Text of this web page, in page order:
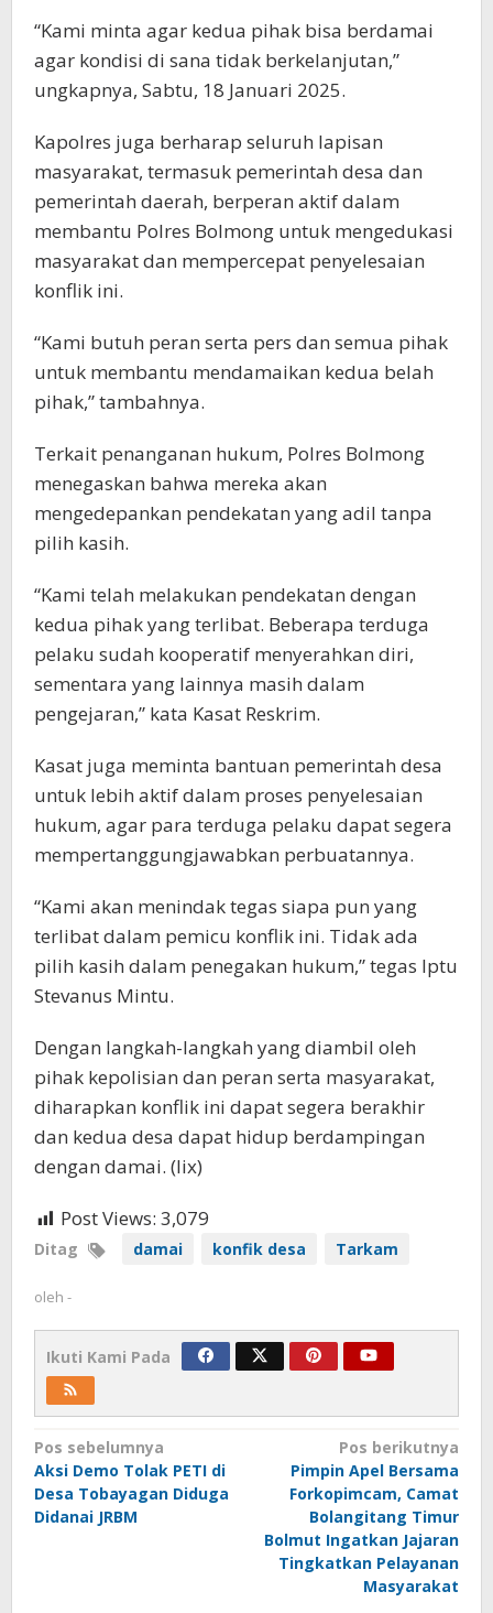
“Kami minta agar kedua pihak bisa berdamai
agar kondisi di sana tidak berkelanjutan,”
ungkapnya, Sabtu, 18 Januari 2025.
Kapolres juga berharap seluruh lapisan
masyarakat, termasuk pemerintah desa dan
pemerintah daerah, berperan aktif dalam
membantu Polres Bolmong untuk mengedukasi
masyarakat dan mempercepat penyelesaian
konflik ini.
“Kami butuh peran serta pers dan semua pihak
untuk membantu mendamaikan kedua belah
pihak,” tambahnya.
Terkait penanganan hukum, Polres Bolmong
menegaskan bahwa mereka akan
mengedepankan pendekatan yang adil tanpa
pilih kasih.
“Kami telah melakukan pendekatan dengan
kedua pihak yang terlibat. Beberapa terduga
pelaku sudah kooperatif menyerahkan diri,
sementara yang lainnya masih dalam
pengejaran,” kata Kasat Reskrim.
Kasat juga meminta bantuan pemerintah desa
untuk lebih aktif dalam proses penyelesaian
hukum, agar para terduga pelaku dapat segera
mempertanggungjawabkan perbuatannya.
“Kami akan menindak tegas siapa pun yang
terlibat dalam pemicu konflik ini. Tidak ada
pilih kasih dalam penegakan hukum,” tegas Iptu
Stevanus Mintu.
Dengan langkah-langkah yang diambil oleh
pihak kepolisian dan peran serta masyarakat,
diharapkan konflik ini dapat segera berakhir
dan kedua desa dapat hidup berdampingan
dengan damai. (lix)
Post Views: 3,079
Ditag damai konfik desa Tarkam
oleh -
Ikuti Kami Pada
Navigasi
pos
Pos sebelumnya
Aksi Demo Tolak PETI di
Desa Tobayagan Diduga
Didanai JRBM
Pos berikutnya
Pimpin Apel Bersama
Forkopimcam, Camat
Bolangitang Timur
Bolmut Ingatkan Jajaran
Tingkatkan Pelayanan
Masyarakat